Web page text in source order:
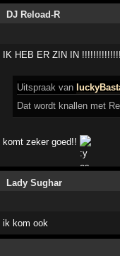
DJ Reload-R
IK HEB ER ZIN IN
Uitspraak van
Dat wordt knallen met
komt zeker goed!!
Lady Sughar
ik kom ook